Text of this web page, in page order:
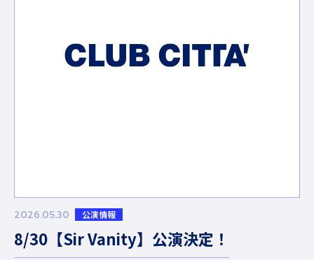
2026.05.30 公演情報
8/30【Sir Vanity】公演決定！